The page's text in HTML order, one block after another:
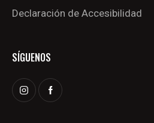
Declaración de Accesibilidad
SÍGUENOS